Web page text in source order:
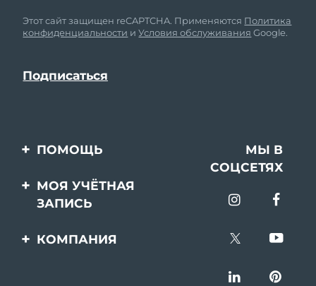
Этот сайт защищен reCAPTCHA. Применяются Политика
конфиденциальности иУсловия обслуживания Google.
ПОМОЩЬ
Свяжитесь с нами
Заказ и доставка
Гарантия и возврат
МЫ В
СОЦСЕТЯХ
МОЯ УЧЁТНАЯ
ЗАПИСЬ
Регистрация продукта
КОМПАНИЯ